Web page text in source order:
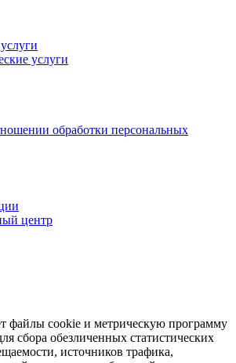
услуги
обработки персональных
центр
файлы cookie и метрическую программу
сбора обезличенных статистических
источников трафика,